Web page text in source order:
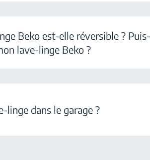
Beko est-elle réversible ? Puis-
lave-linge Beko ?
linge dans le garage ?